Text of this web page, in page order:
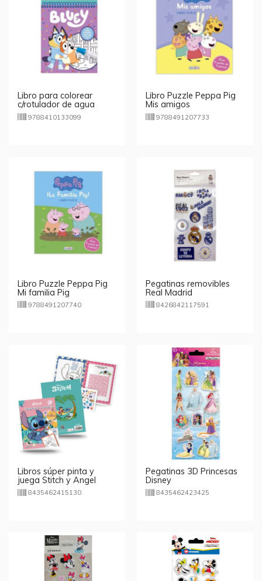
Libro para colorear
c/rotulador de agua
Bluey9788410133099
Libro Puzzle Peppa Pig
Mis amigos
9788491207733
Libro Puzzle Peppa Pig
Mi familia Pig
9788491207740
Pegatinas removibles
Real Madrid
8426842117591
Libros súper pinta y
juega Stitch y Angel
Disney
8435462415130
Pegatinas 3D Princesas
Disney
8435462423425